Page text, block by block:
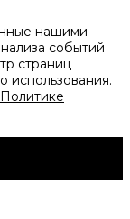
нашими
событий
страниц
использования.